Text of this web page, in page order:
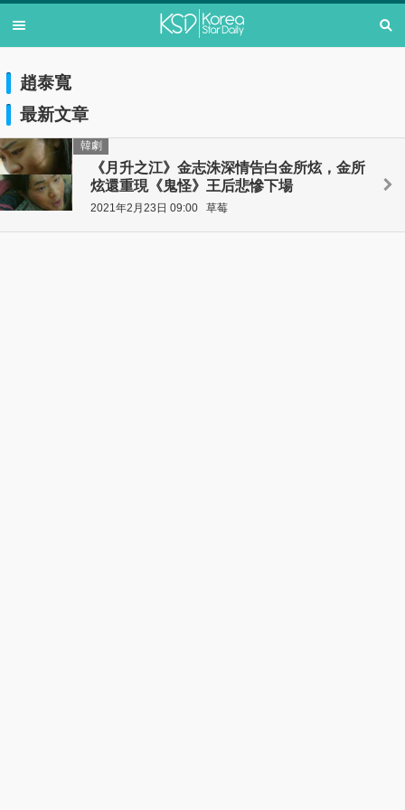
趙泰寬
最新文章
《月升之江》金志洙深情告白金所炫，金所
炫還重現《鬼怪》王后悲慘下場
韓劇
2021年2月23日 09:00 草莓